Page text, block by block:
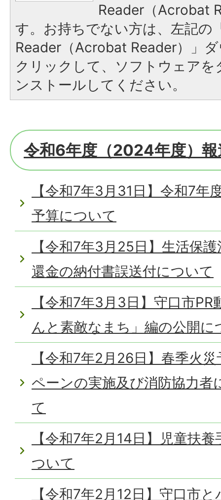
Reader（Acrobat
す。お持ちでない方は、左記の
Reader（Acrobat Reader）」
クリックして、ソフトウェア
ンストールしてください。
令和6年度（2024年度）報
【令和7年3月31日】令和7年
予算について
【令和7年3月25日】生活保
還金の納付書誤送付について
【令和7年3月3日】守口市
んと素敵なまち」編の公開に
【令和7年2月26日】春季火
ペーンの実施及び消防協力者
て
【令和7年2月14日】児童扶
ついて
【令和7年2月12日】守口市